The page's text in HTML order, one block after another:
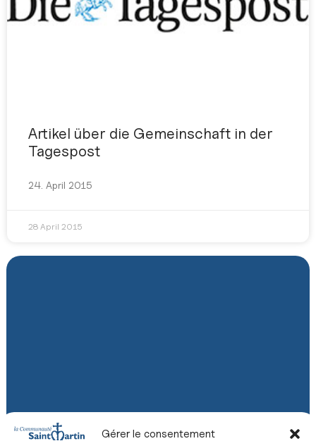
Gérer le consentement
Artikel über die Gemeinschaft in der
Tagespost
24. April 2015
28 April 2015